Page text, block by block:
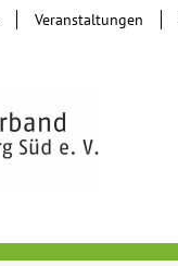
Veranstaltungen